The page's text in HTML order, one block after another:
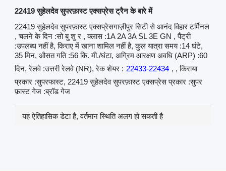
22419 सुहेलदेव सुपरफ़ास्ट एक्सप्रेस ट्रैन के बारे में
22419 सुहेलदेव सुपरफ़ास्ट एक्सप्रेसगाज़ीपुर सिटी से आनंद विहार टर्मिनल
, चलने के दिन :सो बु शु र , क्लास :1A 2A 3A SL 3E GN , पैंट्री
:उपलब्ध नहीं है, किराए में खाना शामिल नहीं है, कुल यात्रा समय :14 घंटे,
35 मिन, औसत गति :56 कि. मी./घंटा, अग्रिम आरक्षण अवधि (ARP) :60
दिन, रेलवे :उत्तरी रेलवे (NR), रेक शेयर : 22433-22434 , , किराया
प्रकार :सुपरफास्ट, 22419 सुहेलदेव सुपरफ़ास्ट एक्सप्रेस प्रकार :सुपर
फ़ास्ट गेज :ब्रॉड गेज
यह ऐतिहासिक डेटा है, वर्तमान स्थिति अलग हो सकती है